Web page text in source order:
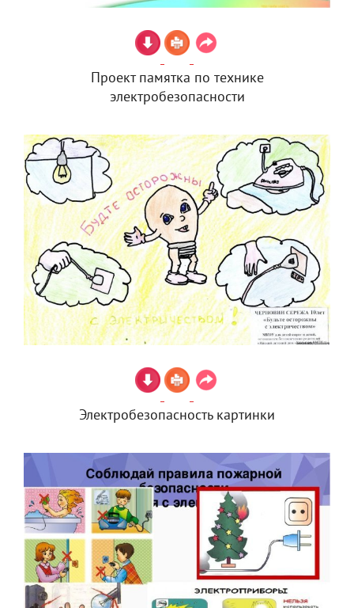
Проект памятка по технике
электробезопасности
Электробезопасность картинки